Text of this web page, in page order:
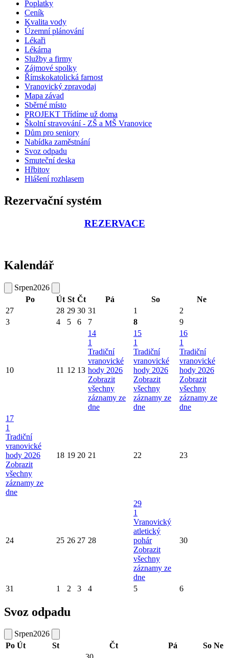
Poplatky
Ceník
Kvalita vody
Územní plánování
Lékaři
Lékárna
Služby a firmy
Zájmové spolky
Římskokatolická farnost
Vranovický zpravodaj
Mapa závad
Sběrné místo
PROJEKT Třídíme už doma
Školní stravování - ZŠ a MŠ Vranovice
Dům pro seniory
Nabídka zaměstnání
Svoz odpadu
Smuteční deska
Hřbitov
Hlášení rozhlasem
Rezervační systém
REZERVACE
Kalendář
Srpen2026
Po
Út St Čt Pá So
Ne
27
28 29 30 31 1
2
3
4 5 6 7 8 9
10 11 12 13
14
1
Tradiční
vranovické
hody 2026
Zobrazit
všechny
záznamy ze
dne
15
1
Tradiční
vranovické
hody 2026
Zobrazit
všechny
záznamy ze
dne
16
1
Tradiční
vranovické
hody 2026
Zobrazit
všechny
záznamy ze
dne
17
1
Tradiční
vranovické
hody 2026
Zobrazit
všechny
záznamy ze
dne
18 19 20 21 22 23
24 25 26 27 28
29
1
Vranovický
atletický
pohár
Zobrazit
všechny
záznamy ze
dne
30
31 1 2 3 4 5 6
Svoz odpadu
Srpen2026
Po Út St Čt Pá So Ne